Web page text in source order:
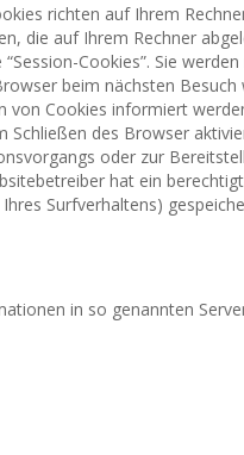
richten auf Ihrem
die auf Ihrem Rechner
Cookies”. Sie
beim nächsten Besuch
von Cookies informiert
des Browser
oder zur
hat ein
Surfverhaltens)
in so genannten